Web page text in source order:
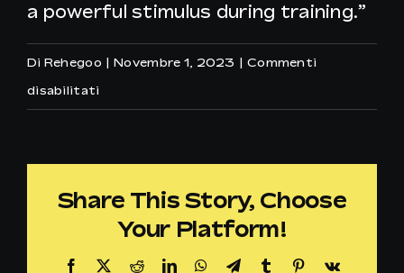
a powerful stimulus during training.”
Di Rehegoo | Novembre 1, 2023 | Commenti
disabilitati
Share This Story, Choose
Your Platform!
Facebook RedditLinkedInWhatsApp
TelegramTumblr Pinterest
Vk